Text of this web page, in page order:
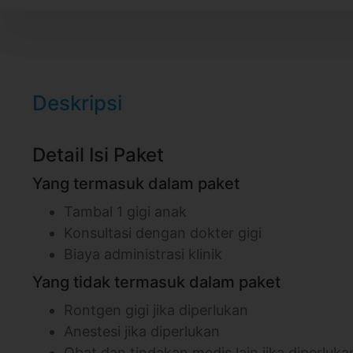
Deskripsi
Detail Isi Paket
Yang termasuk dalam paket
Tambal 1 gigi anak
Konsultasi dengan dokter gigi
Biaya administrasi klinik
Yang tidak termasuk dalam paket
Rontgen gigi jika diperlukan
Anestesi jika diperlukan